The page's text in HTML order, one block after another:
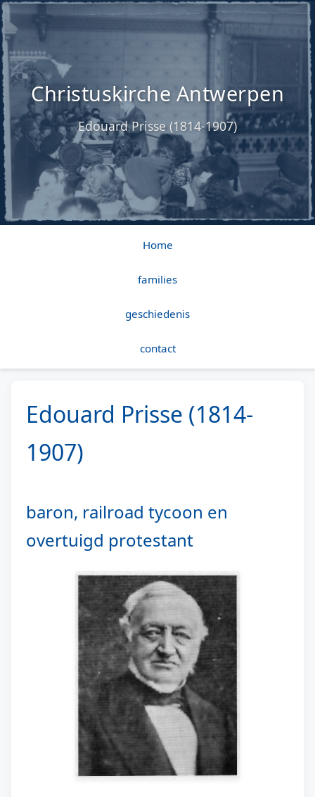
Christuskirche Antwerpen
Edouard Prisse (1814-1907)
Home
families
geschiedenis
contact
Edouard Prisse (1814-
1907)
baron, railroad tycoon en
overtuigd protestant